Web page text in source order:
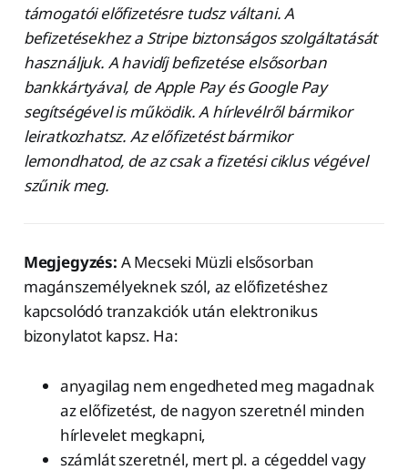
támogatói előfizetésre tudsz váltani. A
befizetésekhez a Stripe biztonságos szolgáltatását
használjuk. A havidíj befizetése elsősorban
bankkártyával, de Apple Pay és Google Pay
segítségével is működik. A hírlevélről bármikor
leiratkozhatsz. Az előfizetést bármikor
lemondhatod, de az csak a fizetési ciklus végével
szűnik meg.
Megjegyzés: A Mecseki Müzli elsősorban
magánszemélyeknek szól, az előfizetéshez
kapcsolódó tranzakciók után elektronikus
bizonylatot kapsz. Ha:
anyagilag nem engedheted meg magadnak
az előfizetést, de nagyon szeretnél minden
hírlevelet megkapni,
számlát szeretnél, mert pl. a cégeddel vagy